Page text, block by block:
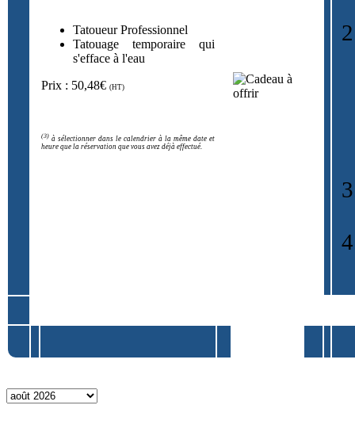
Tatoueur Professionnel
Tatouage temporaire qui
s'efface à l'eau
Prix : 50,48€ (HT)
(3) à sélectionner dans le calendrier à la même date et
heure que la réservation que vous avez déjà effectué.